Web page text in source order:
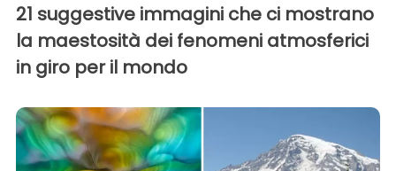
21 suggestive immagini che ci mostrano
la maestosità dei fenomeni atmosferici
in giro per il mondo